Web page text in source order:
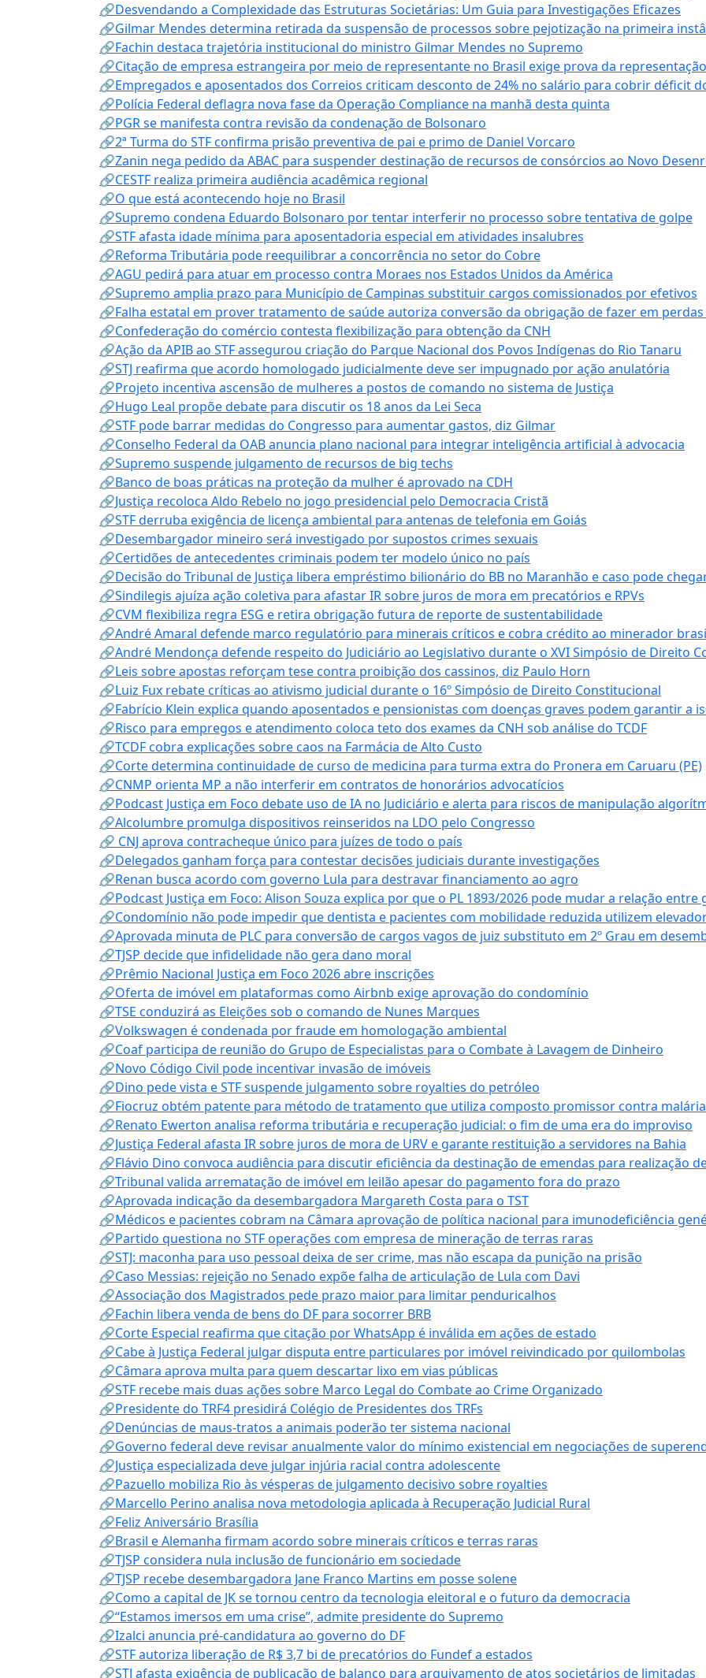
🔗Desvendando a Complexidade das Estruturas Societárias: Um Guia para Investigações Eficazes
🔗Gilmar Mendes determina retirada da suspensão de processos sobre pejotização na primeira
🔗Fachin destaca trajetória institucional do ministro Gilmar Mendes no Supremo
🔗Citação de empresa estrangeira por meio de representante no Brasil exige prova da representação
🔗Empregados e aposentados dos Correios criticam desconto de 24% no salário para cobrir déficit
🔗Polícia Federal deflagra nova fase da Operação Compliance na manhã desta quinta
🔗PGR se manifesta contra revisão da condenação de Bolsonaro
🔗2ª Turma do STF confirma prisão preventiva de pai e primo de Daniel Vorcaro
🔗Zanin nega pedido da ABAC para suspender destinação de recursos de consórcios ao Novo
🔗CESTF realiza primeira audiência acadêmica regional
🔗O que está acontecendo hoje no Brasil
🔗Supremo condena Eduardo Bolsonaro por tentar interferir no processo sobre tentativa de golpe
🔗STF afasta idade mínima para aposentadoria especial em atividades insalubres
🔗Reforma Tributária pode reequilibrar a concorrência no setor do Cobre
🔗AGU pedirá para atuar em processo contra Moraes nos Estados Unidos da América
🔗Supremo amplia prazo para Município de Campinas substituir cargos comissionados por efetivos
🔗Falha estatal em prover tratamento de saúde autoriza conversão da obrigação de fazer em perdas
🔗Confederação do comércio contesta flexibilização para obtenção da CNH
🔗Ação da APIB ao STF assegurou criação do Parque Nacional dos Povos Indígenas do Rio Tanaru
🔗STJ reafirma que acordo homologado judicialmente deve ser impugnado por ação anulatória
🔗Projeto incentiva ascensão de mulheres a postos de comando no sistema de Justiça
🔗Hugo Leal propõe debate para discutir os 18 anos da Lei Seca
🔗STF pode barrar medidas do Congresso para aumentar gastos, diz Gilmar
🔗Conselho Federal da OAB anuncia plano nacional para integrar inteligência artificial à advocacia
🔗Supremo suspende julgamento de recursos de big techs
🔗Banco de boas práticas na proteção da mulher é aprovado na CDH
🔗Justiça recoloca Aldo Rebelo no jogo presidencial pelo Democracia Cristã
🔗STF derruba exigência de licença ambiental para antenas de telefonia em Goiás
🔗Desembargador mineiro será investigado por supostos crimes sexuais
🔗Certidões de antecedentes criminais podem ter modelo único no país
🔗Decisão do Tribunal de Justiça libera empréstimo bilionário do BB no Maranhão e caso pode chegar
🔗Sindilegis ajuíza ação coletiva para afastar IR sobre juros de mora em precatórios e RPVs
🔗CVM flexibiliza regra ESG e retira obrigação futura de reporte de sustentabilidade
🔗André Amaral defende marco regulatório para minerais críticos e cobra crédito ao minerador
🔗André Mendonça defende respeito do Judiciário ao Legislativo durante o XVI Simpósio de Direito
🔗Leis sobre apostas reforçam tese contra proibição dos cassinos, diz Paulo Horn
🔗Luiz Fux rebate críticas ao ativismo judicial durante o 16º Simpósio de Direito Constitucional
🔗Fabrício Klein explica quando aposentados e pensionistas com doenças graves podem garantir a
🔗Risco para empregos e atendimento coloca teto dos exames da CNH sob análise do TCDF
🔗TCDF cobra explicações sobre caos na Farmácia de Alto Custo
🔗Corte determina continuidade de curso de medicina para turma extra do Pronera em Caruaru (PE)
🔗CNMP orienta MP a não interferir em contratos de honorários advocatícios
🔗Podcast Justiça em Foco debate uso de IA no Judiciário e alerta para riscos de manipulação
🔗Alcolumbre promulga dispositivos reinseridos na LDO pelo Congresso
🔗 CNJ aprova contracheque único para juízes de todo o país
🔗Delegados ganham força para contestar decisões judiciais durante investigações
🔗Renan busca acordo com governo Lula para destravar financiamento ao agro
🔗Podcast Justiça em Foco: Alison Souza explica por que o PL 1893/2026 pode mudar a relação
🔗Condomínio não pode impedir que dentista e pacientes com mobilidade reduzida utilizem
🔗Aprovada minuta de PLC para conversão de cargos vagos de juiz substituto em 2º Grau em
🔗TJSP decide que infidelidade não gera dano moral
🔗Prêmio Nacional Justiça em Foco 2026 abre inscrições
🔗Oferta de imóvel em plataformas como Airbnb exige aprovação do condomínio
🔗TSE conduzirá as Eleições sob o comando de Nunes Marques
🔗Volkswagen é condenada por fraude em homologação ambiental
🔗Coaf participa de reunião do Grupo de Especialistas para o Combate à Lavagem de Dinheiro
🔗Novo Código Civil pode incentivar invasão de imóveis
🔗Dino pede vista e STF suspende julgamento sobre royalties do petróleo
🔗Fiocruz obtém patente para método de tratamento que utiliza composto promissor contra
🔗Renato Ewerton analisa reforma tributária e recuperação judicial: o fim de uma era do improviso
🔗Justiça Federal afasta IR sobre juros de mora de URV e garante restituição a servidores na Bahia
🔗Flávio Dino convoca audiência para discutir eficiência da destinação de emendas para realização
🔗Tribunal valida arrematação de imóvel em leilão apesar do pagamento fora do prazo
🔗Aprovada indicação da desembargadora Margareth Costa para o TST
🔗Médicos e pacientes cobram na Câmara aprovação de política nacional para imunodeficiência
🔗Partido questiona no STF operações com empresa de mineração de terras raras
🔗STJ: maconha para uso pessoal deixa de ser crime, mas não escapa da punição na prisão
🔗Caso Messias: rejeição no Senado expõe falha de articulação de Lula com Davi
🔗Associação dos Magistrados pede prazo maior para limitar penduricalhos
🔗Fachin libera venda de bens do DF para socorrer BRB
🔗Corte Especial reafirma que citação por WhatsApp é inválida em ações de estado
🔗Cabe à Justiça Federal julgar disputa entre particulares por imóvel reivindicado por quilombolas
🔗Câmara aprova multa para quem descartar lixo em vias públicas
🔗STF recebe mais duas ações sobre Marco Legal do Combate ao Crime Organizado
🔗Presidente do TRF4 presidirá Colégio de Presidentes dos TRFs
🔗Denúncias de maus-tratos a animais poderão ter sistema nacional
🔗Governo federal deve revisar anualmente valor do mínimo existencial em negociações de
🔗Justiça especializada deve julgar injúria racial contra adolescente
🔗Pazuello mobiliza Rio às vésperas de julgamento decisivo sobre royalties
🔗Marcello Perino analisa nova metodologia aplicada à Recuperação Judicial Rural
🔗Feliz Aniversário Brasília
🔗Brasil e Alemanha firmam acordo sobre minerais críticos e terras raras
🔗TJSP considera nula inclusão de funcionário em sociedade
🔗TJSP recebe desembargadora Jane Franco Martins em posse solene
🔗Como a capital de JK se tornou centro da tecnologia eleitoral e o futuro da democracia
🔗“Estamos imersos em uma crise”, admite presidente do Supremo
🔗Izalci anuncia pré-candidatura ao governo do DF
🔗STF autoriza liberação de R$ 3,7 bi de precatórios do Fundef a estados
🔗STJ afasta exigência de publicação de balanço para arquivamento de atos societários de limitadas